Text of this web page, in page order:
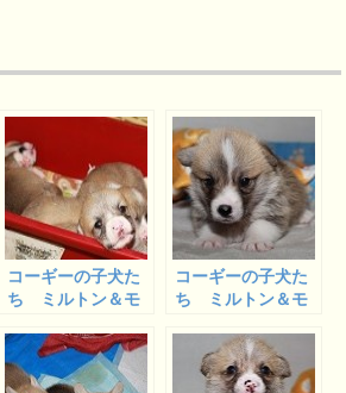
コーギーの子犬た
ち ミルトン＆モ
３週間経ちました
コーギーの子犬た
ち ミルトン＆モ
ランくん＆サンゴ